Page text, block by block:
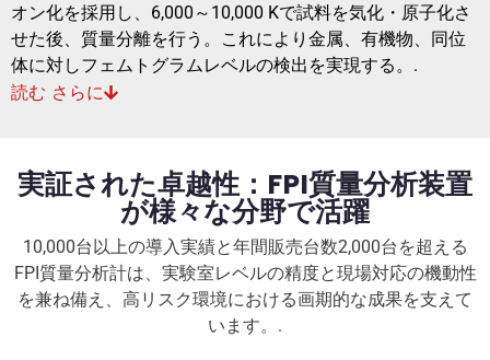
オン化を採用し、6,000～10,000 Kで試料を気化・原子化さ
せた後、質量分離を行う。これにより金属、有機物、同位
体に対しフェムトグラムレベルの検出を実現する。.
読む さらに
実証された卓越性：FPI質量分析装置
が様々な分野で活躍
10,000台以上の導入実績と年間販売台数2,000台を超える
FPI質量分析計は、実験室レベルの精度と現場対応の機動性
を兼ね備え、高リスク環境における画期的な成果を支えて
います。.